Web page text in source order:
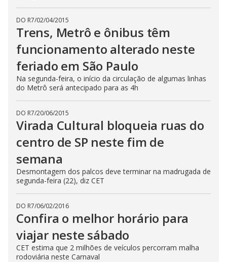
DO R7/02/04/2015
Trens, Metrô e ônibus têm
funcionamento alterado neste
feriado em São Paulo
Na segunda-feira, o início da circulação de algumas linhas
do Metrô será antecipado para as 4h
DO R7/20/06/2015
Virada Cultural bloqueia ruas do
centro de SP neste fim de
semana
Desmontagem dos palcos deve terminar na madrugada de
segunda-feira (22), diz CET
DO R7/06/02/2016
Confira o melhor horário para
viajar neste sábado
CET estima que 2 milhões de veículos percorram malha
rodoviária neste Carnaval